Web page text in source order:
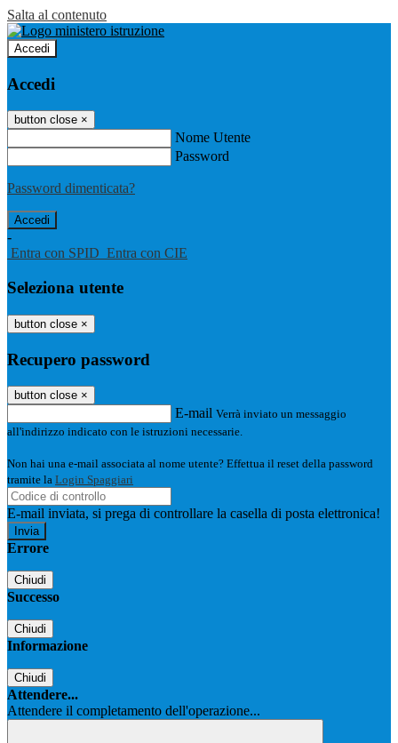
Salta al contenuto
Accedi
Accedi
button close ×
Nome Utente
Password
Password dimenticata?
-
Entra con SPID Entra con CIE
Seleziona utente
button close ×
Recupero password
button close ×
E-mail Verrà inviato un messaggio
all'indirizzo indicato con le istruzioni necessarie.
Non hai una e-mail associata al nome utente? Effettua il reset della password
tramite la Login Spaggiari
E-mail inviata, si prega di controllare la casella di posta elettronica!
Errore
Chiudi
Successo
Chiudi
Informazione
Chiudi
Attendere...
Attendere il completamento dell'operazione...